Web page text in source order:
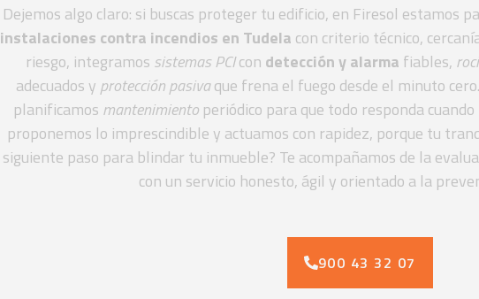
Dejemos algo claro: si buscas proteger tu edificio, en Firesol estamos
instalaciones contra incendios en Tudela con criterio técnico,
riesgo, integramos sistemas PCIcon detección y alarma fiables,
adecuados y protección pasivaque frena el fuego desde el minuto
planificamos mantenimientoperiódico para que todo responda
proponemos lo imprescindible y actuamos con rapidez, porque tu
siguiente paso para blindar tu inmueble? Te acompañamos de la
con un servicio honesto, ágil y orientado a la
900 43 32 07